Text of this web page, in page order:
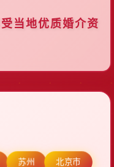
当地优质婚介资
苏州 北京市